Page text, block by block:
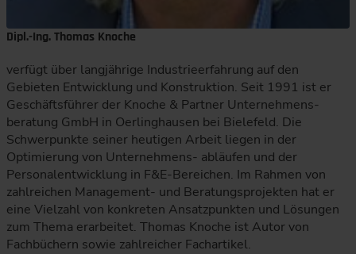
Dipl.-Ing. Thomas Knoche
verfügt über langjährige Industrieerfahrung auf den
Gebieten Entwicklung und Konstruktion. Seit 1991 ist er
Geschäftsführer der Knoche & Partner Unternehmens-
beratung GmbH in Oerlinghausen bei Bielefeld. Die
Schwerpunkte seiner heutigen Arbeit liegen in der
Optimierung von Unternehmens- abläufen und der
Personalentwicklung in F&E-Bereichen. Im Rahmen von
zahlreichen Management- und Beratungsprojekten hat er
eine Vielzahl von konkreten Ansatzpunkten und Lösungen
zum Thema erarbeitet. Thomas Knoche ist Autor von
Fachbüchern sowie zahlreicher Fachartikel.